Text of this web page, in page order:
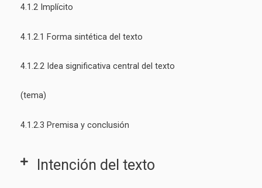
4.1.2 Implícito
4.1.2.1 Forma sintética del texto
4.1.2.2 Idea significativa central del texto
(tema)
4.1.2.3 Premisa y conclusión
Intención del texto